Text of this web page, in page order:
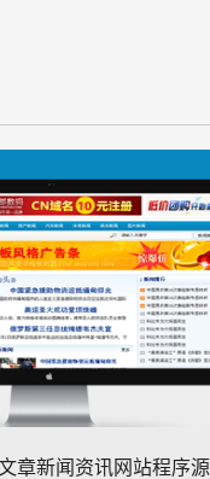
章新闻资讯网站程序源